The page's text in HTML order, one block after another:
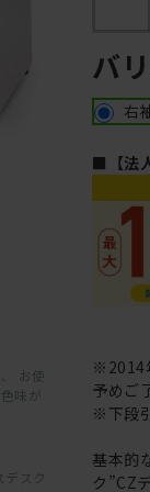
お使
味が
デスク
バ
右
■【法
※2014
予めご
※下段
基本的
ク”CZ